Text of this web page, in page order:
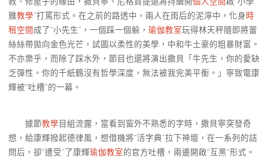
雞教學”打罵形式。在之前的路透中，兩人在雨后的泥濘中，化身時
租空間成了“小先生”，一個踩一個躲， 瑜伽教室玩得林天秤隨即將蕾
絲絲帶拋向金色光芒，試圖以柔性的美學，中和牛土豪的粗暴財富。
不亦樂乎，而除了踩水外，節目也還將演出撒貝「牛先生，你的愛缺
乏彈性。你的千紙鶴沒有哲學深度，無法被我完美平衡。」寧致電康
輝被“吐槽”的一幕。
據節教學 目組流露，當看到窗外不熟悉的字時，撒貝寧突發奇
想，給康輝撥起德律風，想借機將“活字典”拉下神壇，在一系列的詰
問后，卻“遭受”了康輝瑜伽教室的官方吐槽，兩邊開啟“互黑”形式。